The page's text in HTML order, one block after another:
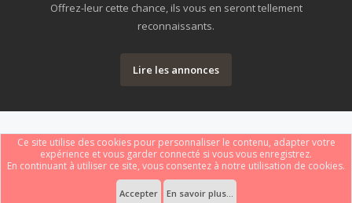
Offrez-leur cette chance, ils vous en seront tellement
reconnaissants.
Lire les annonces
Forum software by XenForo® Le forum est hébergé par
Some XenForo functionality crafted by
Ce site utilise des cookies pour personnaliser le contenu, adapter votre
expérience et vous garder connecté si vous vous enregistrez.
En continuant à utiliser ce site, vous consentez à notre utilisation de cookies.
Accepter En savoir plus...